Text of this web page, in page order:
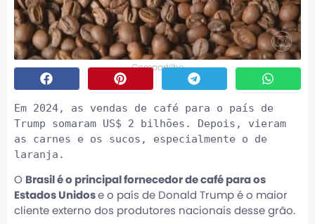
Compartilhe
Em 2024, as vendas de café para o país de
Trump somaram US$ 2 bilhões. Depois, vieram
as carnes e os sucos, especialmente o de
laranja.
O Brasil é o principal fornecedor de café para os
Estados Unidos e o país de Donald Trump é o maior
cliente externo dos produtores nacionais desse grão.